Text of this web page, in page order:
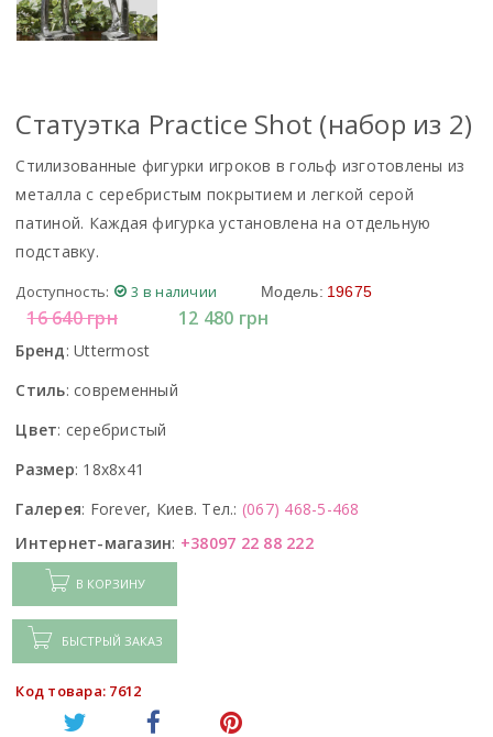
Статуэтка Practice Shot (набор из 2)
Стилизованные фигурки игроков в гольф изготовлены из
металла с серебристым покрытием и легкой серой
патиной. Каждая фигурка установлена на отдельную
подставку.
Доступность: 3 в наличии Модель: 19675
16 640грн 12 480 грн
Бренд:Uttermost
Стиль: современный
Цвет: серебристый
Размер: 18x8x41
Галерея: Forever, Киев. Тел.: (067) 468-5-468
Интернет-магазин: +38097 22 88 222
В КОРЗИНУ
БЫСТРЫЙ ЗАКАЗ
Код товара: 7612